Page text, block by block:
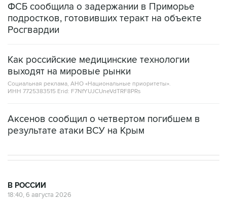
ФСБ сообщила о задержании в Приморье
подростков, готовивших теракт на объекте
Росгвардии
Как российские медицинские технологии
выходят на мировые рынки
Социальная реклама, АНО «Национальные приоритеты».
ИНН 7725383515 Erid: F7NfYUJCUneVdTRF8PRs
Аксенов сообщил о четвертом погибшем в
результате атаки ВСУ на Крым
В РОССИИ
18:40, 6 августа 2026